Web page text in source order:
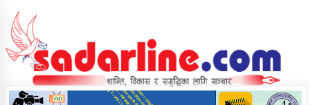
content
News For Nepal